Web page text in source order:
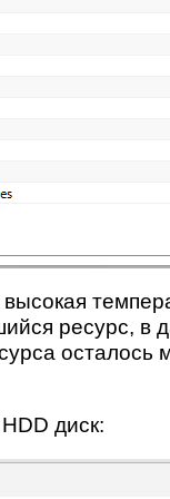
ресурс, в
диск: